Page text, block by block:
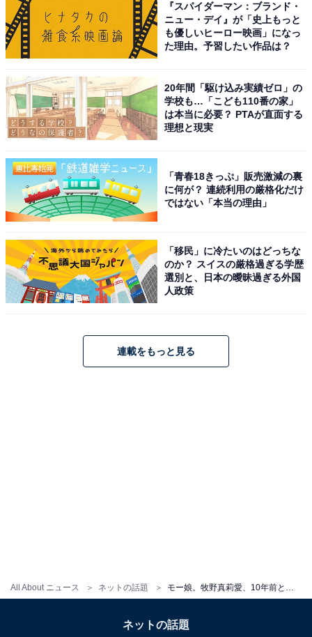
All About ニュース ネットの話題
『スパイダーマン：ブランド・
ニュー・デイ』が「史上もっと
も優しいヒーロー映画」になっ
た理由。予習したい作品は？
20年間「駆け込み実績ゼロ」の
学校も…「こども110番の家」
は本当に必要？ PTAが直面する
理想と現実
「青春18きっぷ」販売激減の裏
に何が？ 連続利用の厳格化だけ
ではない「本当の理由」
「移民」に冷たいのはどっちな
のか？ スイスの厳格過ぎる学歴
選別と、日本の曖昧過ぎる外国
人政策
連載をもっと見る
ネットの話題